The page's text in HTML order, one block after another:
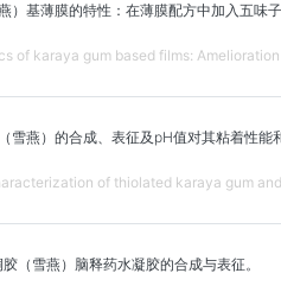
）基薄膜的特性：在薄膜配方中加入五味
of karaya gum based films:
雪燕）的合成、表征及pH值对其粘着性能
of thiolated karaya gum
（雪燕）脑释药水凝胶的合成与表征。